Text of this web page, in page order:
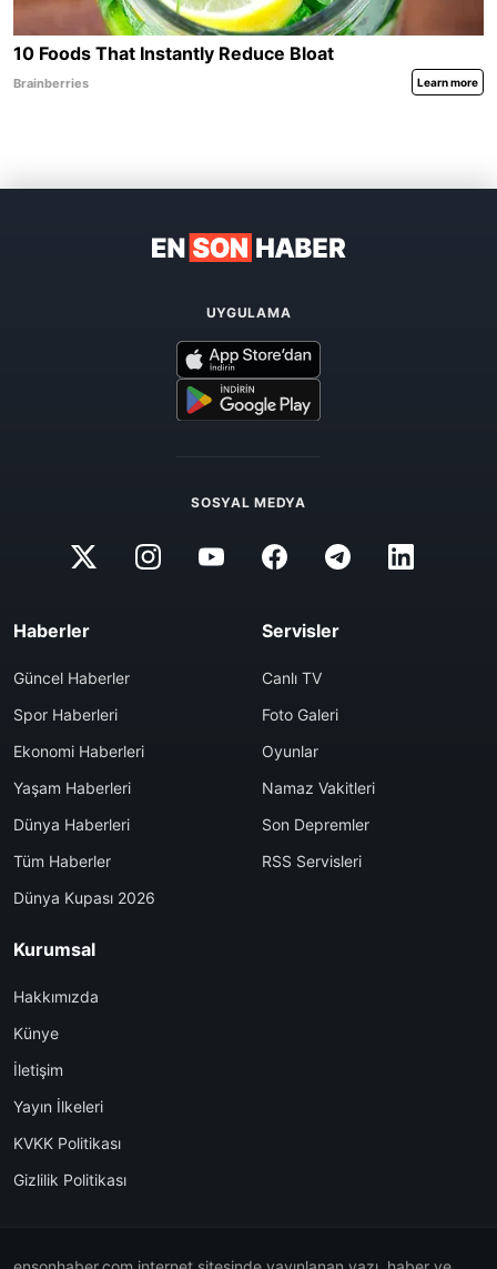
UYGULAMA
SOSYAL MEDYA
Haberler
Güncel Haberler
Spor Haberleri
Ekonomi Haberleri
Yaşam Haberleri
Dünya Haberleri
Tüm Haberler
Dünya Kupası 2026
Servisler
Canlı TV
Foto Galeri
Oyunlar
Namaz Vakitleri
Son Depremler
RSS Servisleri
Kurumsal
Hakkımızda
Künye
İletişim
Yayın İlkeleri
KVKK Politikası
Gizlilik Politikası